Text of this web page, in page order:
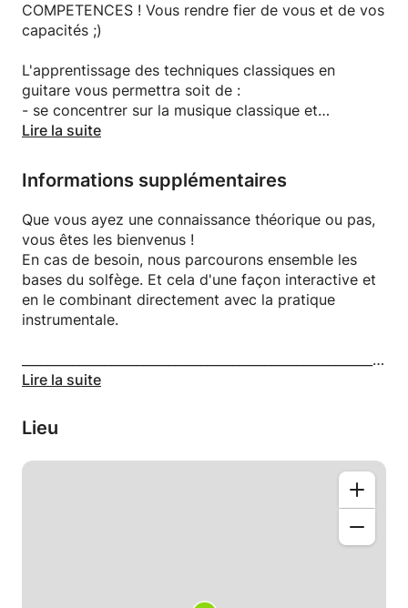
COMPETENCES ! Vous rendre fier de vous et de vos
capacités ;)
L'apprentissage des techniques classiques en
guitare vous permettra soit de :
- se concentrer sur la musique classique et
continuer dans ce genre musical.
tourner facilement vers un autre genre musical
(Flamenco, Jazz, Blues, Rock, etc.)
L'apprentissage parallèle du solfège (si besoin),
vous permettra d'apprendre à lire une langue
musicale, qui est tout à fait différente des langues
parlées et qui est universelle dans le monde entier.
Je propose des cours dans une ambiance
l'élève soit fier de ce qu'il accompli.
Lire la suite
Informations supplémentaires
Que vous ayez une connaissance théorique ou pas,
vous êtes les bienvenus !
En cas de besoin, nous parcourons ensemble les
bases du solfège. Et cela d'une façon interactive et
en le combinant directement avec la pratique
instrumentale.
MAIS :
- c'est trop long à attendre...
- vous voulez d'abord essayer l'instrument...
- Ensemble, nous nous préparerons pour votre test
Lire la suite
Lieu